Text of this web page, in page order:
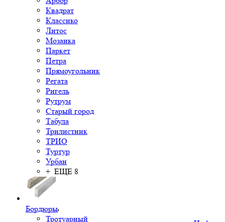
Квадрат
Классико
Литос
Мозаика
Паркет
Петра
Прямоугольник
Регата
Ригель
Рутрум
Старый город
Табула
Трилистник
ТРИО
Туртур
Урбан
+ ЕЩЕ 8
Бордюры
Тротуарный